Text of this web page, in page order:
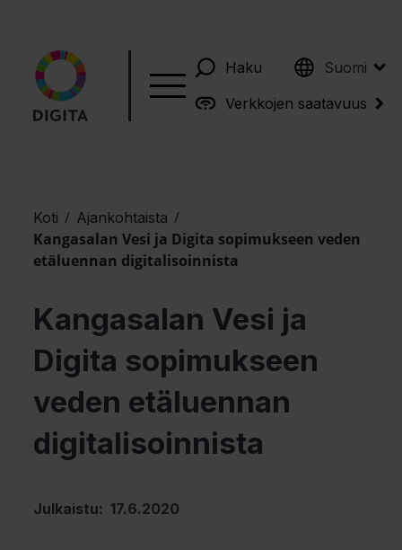
Haku Suomi
English
Verkkojen saatavuus
Koti / Ajankohtaista /
Kangasalan Vesi ja Digita sopimukseen veden
etäluennan digitalisoinnista
Kangasalan Vesi ja
Digita sopimukseen
veden etäluennan
digitalisoinnista
Julkaistu: 17.6.2020